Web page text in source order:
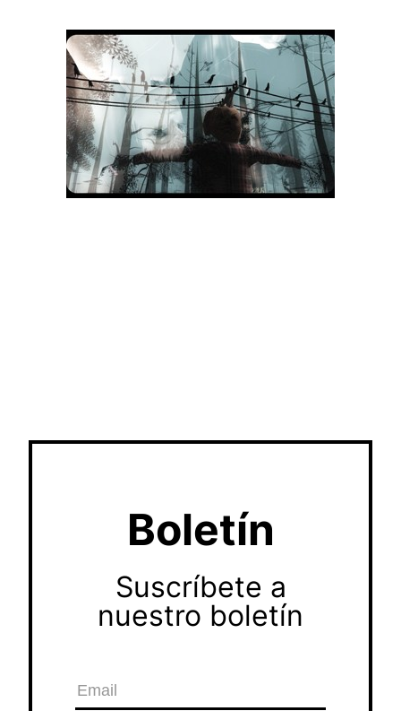
Boletín
Suscríbete a
nuestro boletín